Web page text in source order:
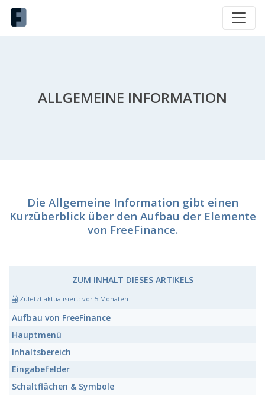
ALLGEMEINE INFORMATION
Die Allgemeine Information gibt einen
Kurzüberblick über den Aufbau der Elemente
von FreeFinance.
ZUM INHALT DIESES ARTIKELS
Zuletzt aktualisiert: vor 5 Monaten
Aufbau von FreeFinance
Hauptmenü
Inhaltsbereich
Eingabefelder
Schaltflächen & Symbole